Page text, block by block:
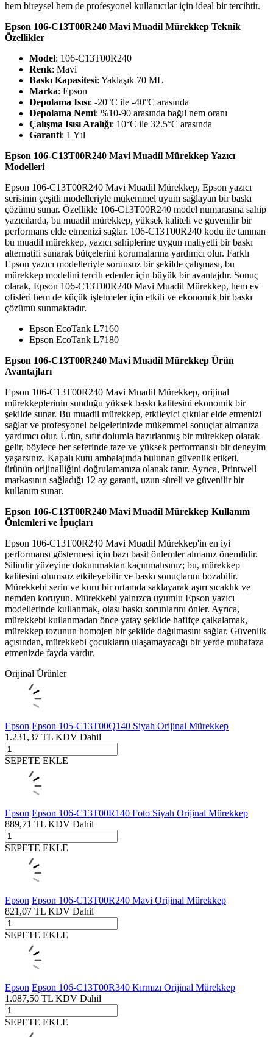
hem bireysel hem de profesyonel kullanıcılar için ideal bir tercihtir.
Epson 106-C13T00R240 Mavi Muadil Mürekkep Teknik
Özellikler
Model: 106-C13T00R240
Renk: Mavi
Baskı Kapasitesi: Yaklaşık 70 ML
Marka: Epson
Depolama Isısı: -20°C ile -40°C arasında
Depolama Nemi: %10-90 arasında bağıl nem oranı
Çalışma Isısı Aralığı: 10°C ile 32.5°C arasında
Garanti: 1 Yıl
Epson 106-C13T00R240 Mavi Muadil Mürekkep Yazıcı
Modelleri
Epson 106-C13T00R240 Mavi Muadil Mürekkep, Epson yazıcı
serisinin çeşitli modelleriyle mükemmel uyum sağlayan bir baskı
çözümü sunar. Özellikle 106-C13T00R240 model numarasına sahip
yazıcılarda, bu muadil mürekkep, yüksek kaliteli ve güvenilir bir
performans elde etmenizi sağlar. 106-C13T00R240 kodu ile tanınan
bu muadil mürekkep, yazıcı sahiplerine uygun maliyetli bir baskı
alternatifi sunarak bütçelerini korumalarına yardımcı olur. Farklı
Epson yazıcı modelleriyle sorunsuz bir şekilde çalışması, bu
mürekkep modelini tercih edenler için büyük bir avantajdır. Sonuç
olarak, Epson 106-C13T00R240 Mavi Muadil Mürekkep, hem ev
ofisleri hem de küçük işletmeler için etkili ve ekonomik bir baskı
çözümü sunmaktadır.
Epson EcoTank L7160
Epson EcoTank L7180
Epson 106-C13T00R240 Mavi Muadil Mürekkep Ürün
Avantajları
Epson 106-C13T00R240 Mavi Muadil Mürekkep, orijinal
mürekkeplerinin sunduğu yüksek baskı kalitesini ekonomik bir
şekilde sunar. Bu muadil mürekkep, etkileyici çıktılar elde etmenizi
sağlar ve profesyonel belgelerinizde mükemmel sonuçlar almanıza
yardımcı olur. Ürün, sıfır dolumla hazırlanmış bir mürekkep olarak
gelir, böylece her seferinde taze ve yüksek performanslı bir deneyim
yaşarsınız. Kapalı kutu ambalajında bulunan güvenlik etiketi,
ürünün orijinalliğini doğrulamanıza olanak tanır. Ayrıca, Printwell
markasının sağladığı 12 ay garanti, uzun süreli ve güvenilir bir
kullanım sunar.
Epson 106-C13T00R240 Mavi Muadil Mürekkep Kullanım
Önlemleri ve İpuçları
Epson 106-C13T00R240 Mavi Muadil Mürekkep'in en iyi
performansı göstermesi için bazı basit önlemler almanız önemlidir.
Silindir yüzeyine dokunmaktan kaçınmalısınız; bu, mürekkep
kalitesini olumsuz etkileyebilir ve baskı sonuçlarını bozabilir.
Mürekkebi serin ve kuru bir ortamda saklayarak aşırı sıcaklık ve
nemden koruyun. Mürekkebi yalnızca uyumlu Epson yazıcı
modellerinde kullanmak, olası baskı sorunlarını önler. Ayrıca,
mürekkebi kullanmadan önce yatay şekilde hafifçe çalkalamak,
mürekkep tozunun homojen bir şekilde dağılmasını sağlar. Güvenlik
açısından, mürekkebi çocukların ulaşamayacağı bir yerde muhafaza
etmenizde fayda vardır.
Orijinal Ürünler
Epson Epson 105-C13T00Q140 Siyah Orijinal Mürekkep
1.231,37 TL KDV Dahil
SEPETE EKLE
Epson Epson 106-C13T00R140 Foto Siyah Orijinal Mürekkep
889,71 TL KDV Dahil
SEPETE EKLE
Epson Epson 106-C13T00R240 Mavi Orijinal Mürekkep
821,07 TL KDV Dahil
SEPETE EKLE
Epson Epson 106-C13T00R340 Kırmızı Orijinal Mürekkep
1.087,50 TL KDV Dahil
SEPETE EKLE